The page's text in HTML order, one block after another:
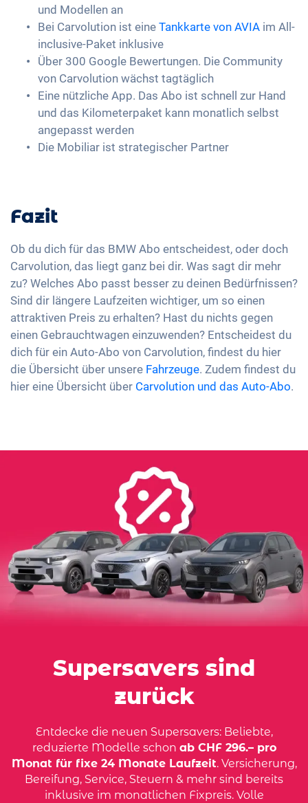
und Modellen an
Bei Carvolution ist eine Tankkarte von AVIA im All-
inclusive-Paket inklusive
Über 300 Google Bewertungen. Die Community
von Carvolution wächst tagtäglich
Eine nützliche App. Das Abo ist schnell zur Hand
und das Kilometerpaket kann monatlich selbst
angepasst werden
Die Mobiliar ist strategischer Partner
Fazit
Ob du dich für das BMW Abo entscheidest, oder doch
Carvolution, das liegt ganz bei dir. Was sagt dir mehr
zu? Welches Abo passt besser zu deinen Bedürfnissen?
Sind dir längere Laufzeiten wichtiger, um so einen
attraktiven Preis zu erhalten? Hast du nichts gegen
einen Gebrauchtwagen einzuwenden? Entscheidest du
dich für ein Auto-Abo von Carvolution, findest du hier
die Übersicht über unsere Fahrzeuge. Zudem findest du
hier eine Übersicht über Carvolution und das Auto-Abo.
Supersavers sind
zurück
Entdecke die neuen Supersavers: Beliebte,
reduzierte Modelle schon ab CHF 296.– pro
Monat für fixe 24 Monate Laufzeit. Versicherung,
Bereifung, Service, Steuern & mehr sind bereits
inklusive im monatlichen Fixpreis. Volle